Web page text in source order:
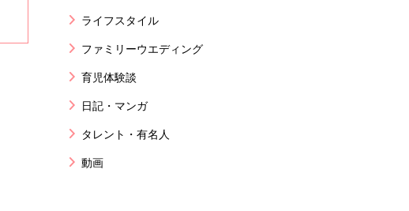
ライフスタイル
ファミリーウエディング
育児体験談
日記・マンガ
タレント・有名人
動画